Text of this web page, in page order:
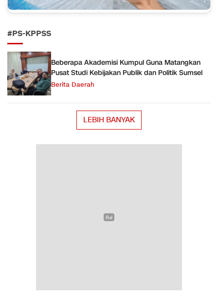
#PS-KPPSS
Beberapa Akademisi Kumpul Guna Matangkan
Pusat Studi Kebijakan Publik dan Politik Sumsel
Berita Daerah
LEBIH BANYAK